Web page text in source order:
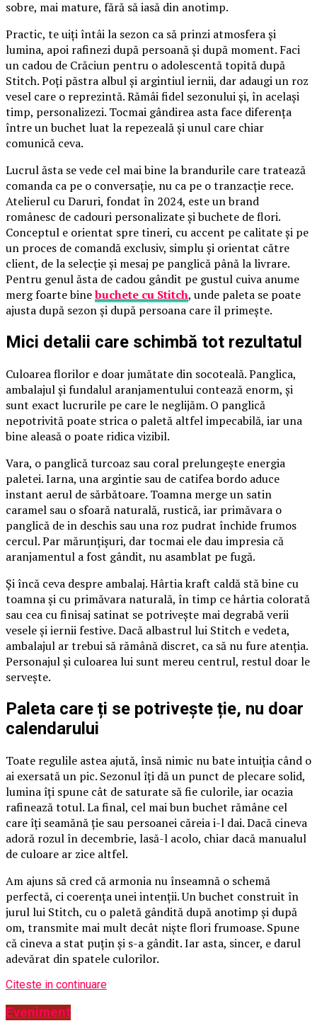
sobre, mai mature, fără să iasă din anotimp.
Practic, te uiți întâi la sezon ca să prinzi atmosfera și
lumina, apoi rafinezi după persoană și după moment. Faci
un cadou de Crăciun pentru o adolescentă topită după
Stitch. Poți păstra albul și argintiul iernii, dar adaugi un roz
vesel care o reprezintă. Rămâi fidel sezonului și, în același
timp, personalizezi. Tocmai gândirea asta face diferența
între un buchet luat la repezeală și unul care chiar
comunică ceva.
Lucrul ăsta se vede cel mai bine la brandurile care tratează
comanda ca pe o conversație, nu ca pe o tranzacție rece.
Atelierul cu Daruri, fondat în 2024, este un brand
românesc de cadouri personalizate și buchete de flori.
Conceptul e orientat spre tineri, cu accent pe calitate și pe
un proces de comandă exclusiv, simplu și orientat către
client, de la selecție și mesaj pe panglică până la livrare.
Pentru genul ăsta de cadou gândit pe gustul cuiva anume
merg foarte binebuchete cu Stitch, unde paleta se poate
ajusta după sezon și după persoana care îl primește.
Mici detalii care schimbă tot rezultatul
Culoarea florilor e doar jumătate din socoteală. Panglica,
ambalajul și fundalul aranjamentului contează enorm, și
sunt exact lucrurile pe care le neglijăm. O panglică
nepotrivită poate strica o paletă altfel impecabilă, iar una
bine aleasă o poate ridica vizibil.
Vara, o panglică turcoaz sau coral prelungește energia
paletei. Iarna, una argintie sau de catifea bordo aduce
instant aerul de sărbătoare. Toamna merge un satin
caramel sau o sfoară naturală, rustică, iar primăvara o
panglică de in deschis sau una roz pudrat închide frumos
cercul. Par mărunțișuri, dar tocmai ele dau impresia că
aranjamentul a fost gândit, nu asamblat pe fugă.
Și încă ceva despre ambalaj. Hârtia kraft caldă stă bine cu
toamna și cu primăvara naturală, în timp ce hârtia colorată
sau cea cu finisaj satinat se potrivește mai degrabă verii
vesele și iernii festive. Dacă albastrul lui Stitch e vedeta,
ambalajul ar trebui să rămână discret, ca să nu fure atenția.
Personajul și culoarea lui sunt mereu centrul, restul doar le
servește.
Paleta care ți se potrivește ție, nu doar
calendarului
Toate regulile astea ajută, însă nimic nu bate intuiția când o
ai exersată un pic. Sezonul îți dă un punct de plecare solid,
lumina îți spune cât de saturate să fie culorile, iar ocazia
rafinează totul. La final, cel mai bun buchet rămâne cel
care îți seamănă ție sau persoanei căreia i-l dai. Dacă cineva
adoră rozul în decembrie, lasă-l acolo, chiar dacă manualul
de culoare ar zice altfel.
Am ajuns să cred că armonia nu înseamnă o schemă
perfectă, ci coerența unei intenții. Un buchet construit în
jurul lui Stitch, cu o paletă gândită după anotimp și după
om, transmite mai mult decât niște flori frumoase. Spune
că cineva a stat puțin și s-a gândit. Iar asta, sincer, e darul
adevărat din spatele culorilor.
Citeste in continuare
Eveniment